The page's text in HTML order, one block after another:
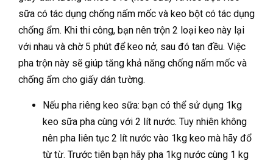
sữa có tác dụng chống nấm mốc và keo bột có tác dụng
chống ẩm. Khi thi công, bạn nên trộn 2 loại keo này lại
với nhau và chờ 5 phút để keo nở, sau đó tan đều. Việc
pha trộn này sẽ giúp tăng khả năng chống nấm mốc và
chống ẩm cho giấy dán tường.
Nếu pha riêng keo sữa: bạn có thể sử dụng 1kg
keo sữa pha cùng với 2 lít nước. Tuy nhiên không
nên pha liên tục 2 lít nước vào 1kg keo mà hãy đổ
từ từ. Trước tiên bạn hãy pha 1kg nước cùng 1 kg